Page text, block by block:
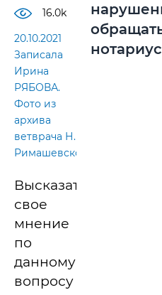
16.0k
20.10.2021
Записала
Ирина
РЯБОВА.
Фото из
архива
ветврача Н.
Римашевской
Высказать
свое
мнение
по
данному
вопросу
нотариус